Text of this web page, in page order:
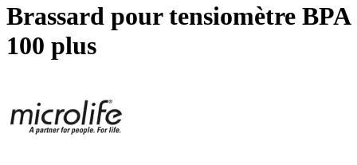
Brassard pour tensiomètre BPA
100 plus